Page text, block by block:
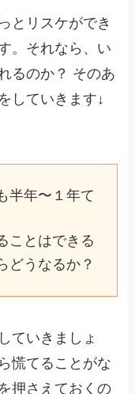
とリスケができ
。それなら、い
るのか？ そのあ
していきます↓
半年〜１年て
ことはできる
どうなるか？
ていきましょ
慌てることがな
押さえておくの